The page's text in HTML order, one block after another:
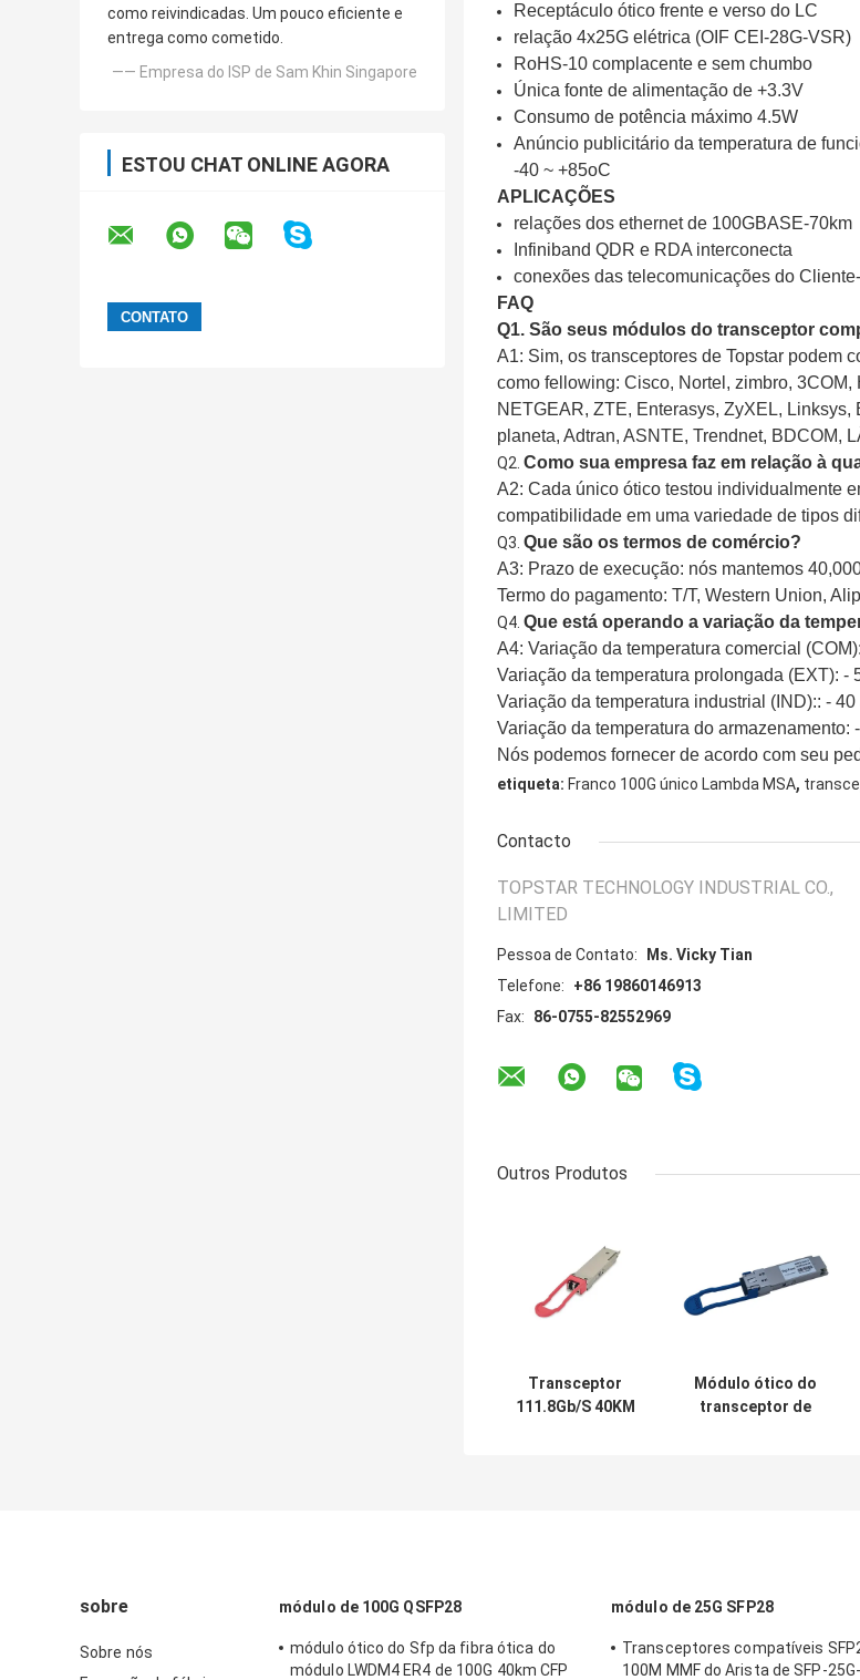
como reivindicadas. Um pouco eficiente e
entrega como cometido.
—— Empresa do ISP de Sam Khin Singapore
ESTOU CHAT ONLINE AGORA
Receptáculo ótico frente e verso do LC
relação 4x25G elétrica (OIF CEI-28G-VSR)
RoHS-10 complacente e sem chumbo
Única fonte de alimentação de +3.3V
Consumo de potência máximo 4.5W
Anúncio publicitário da temperatura de
-40 ~ +85oC
APLICAÇÕES
relações dos ethernet de 100GBASE-70km
Infiniband QDR e RDA interconecta
conexões das telecomunicações do
FAQ
Q1. São seus módulos do transceptor
A1: Sim, os transceptores de Topstar podem
como fellowing: Cisco, Nortel, zimbro,
NETGEAR, ZTE, Enterasys, ZyXEL,
planeta, Adtran, ASNTE, Trendnet, BDCOM,
Q2. Como sua empresa faz em relação à
A2: Cada único ótico testou individualmente
compatibilidade em uma variedade de tipos
Q3. Que são os termos de comércio?
A3: Prazo de execução: nós mantemos
Termo do pagamento: T/T, Western Union,
Q4. Que está operando a variação da
A4: Variação da temperatura comercial
Variação da temperatura prolongada (EXT): -
Variação da temperatura industrial (IND):: - 40
Variação da temperatura do armazenamento:
Nós podemos fornecer de acordo com seu
etiqueta: Franco 100G único Lambda MSA,
Contacto
TOPSTAR TECHNOLOGY INDUSTRIAL CO.,
LIMITED
Pessoa de Contato:
Ms. Vicky Tian
Telefone:
+86 19860146913
Fax:
86-0755-82552969
Outros Produtos
Transceptor
111.8Gb/S 40KM
Módulo ótico do
transceptor de
sobre
Sobre nós
módulo de 100G QSFP28
módulo ótico do Sfp da fibra ótica do
módulo LWDM4 ER4 de 100G 40km CFP
módulo de 25G SFP28
Transceptores compatíveis
100M MMF do Arista de SFP-